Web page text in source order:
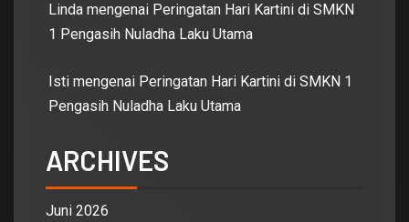
Linda mengenai Peringatan Hari Kartini di SMKN
1 Pengasih Nuladha Laku Utama
Isti mengenai Peringatan Hari Kartini di SMKN 1
Pengasih Nuladha Laku Utama
ARCHIVES
Juni 2026